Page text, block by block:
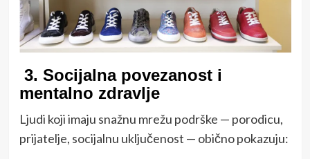
3. Socijalna povezanost i
mentalno zdravlje
Ljudi koji imaju snažnu mrežu podrške — porodicu,
prijatelje, socijalnu uključenost — obično pokazuju: